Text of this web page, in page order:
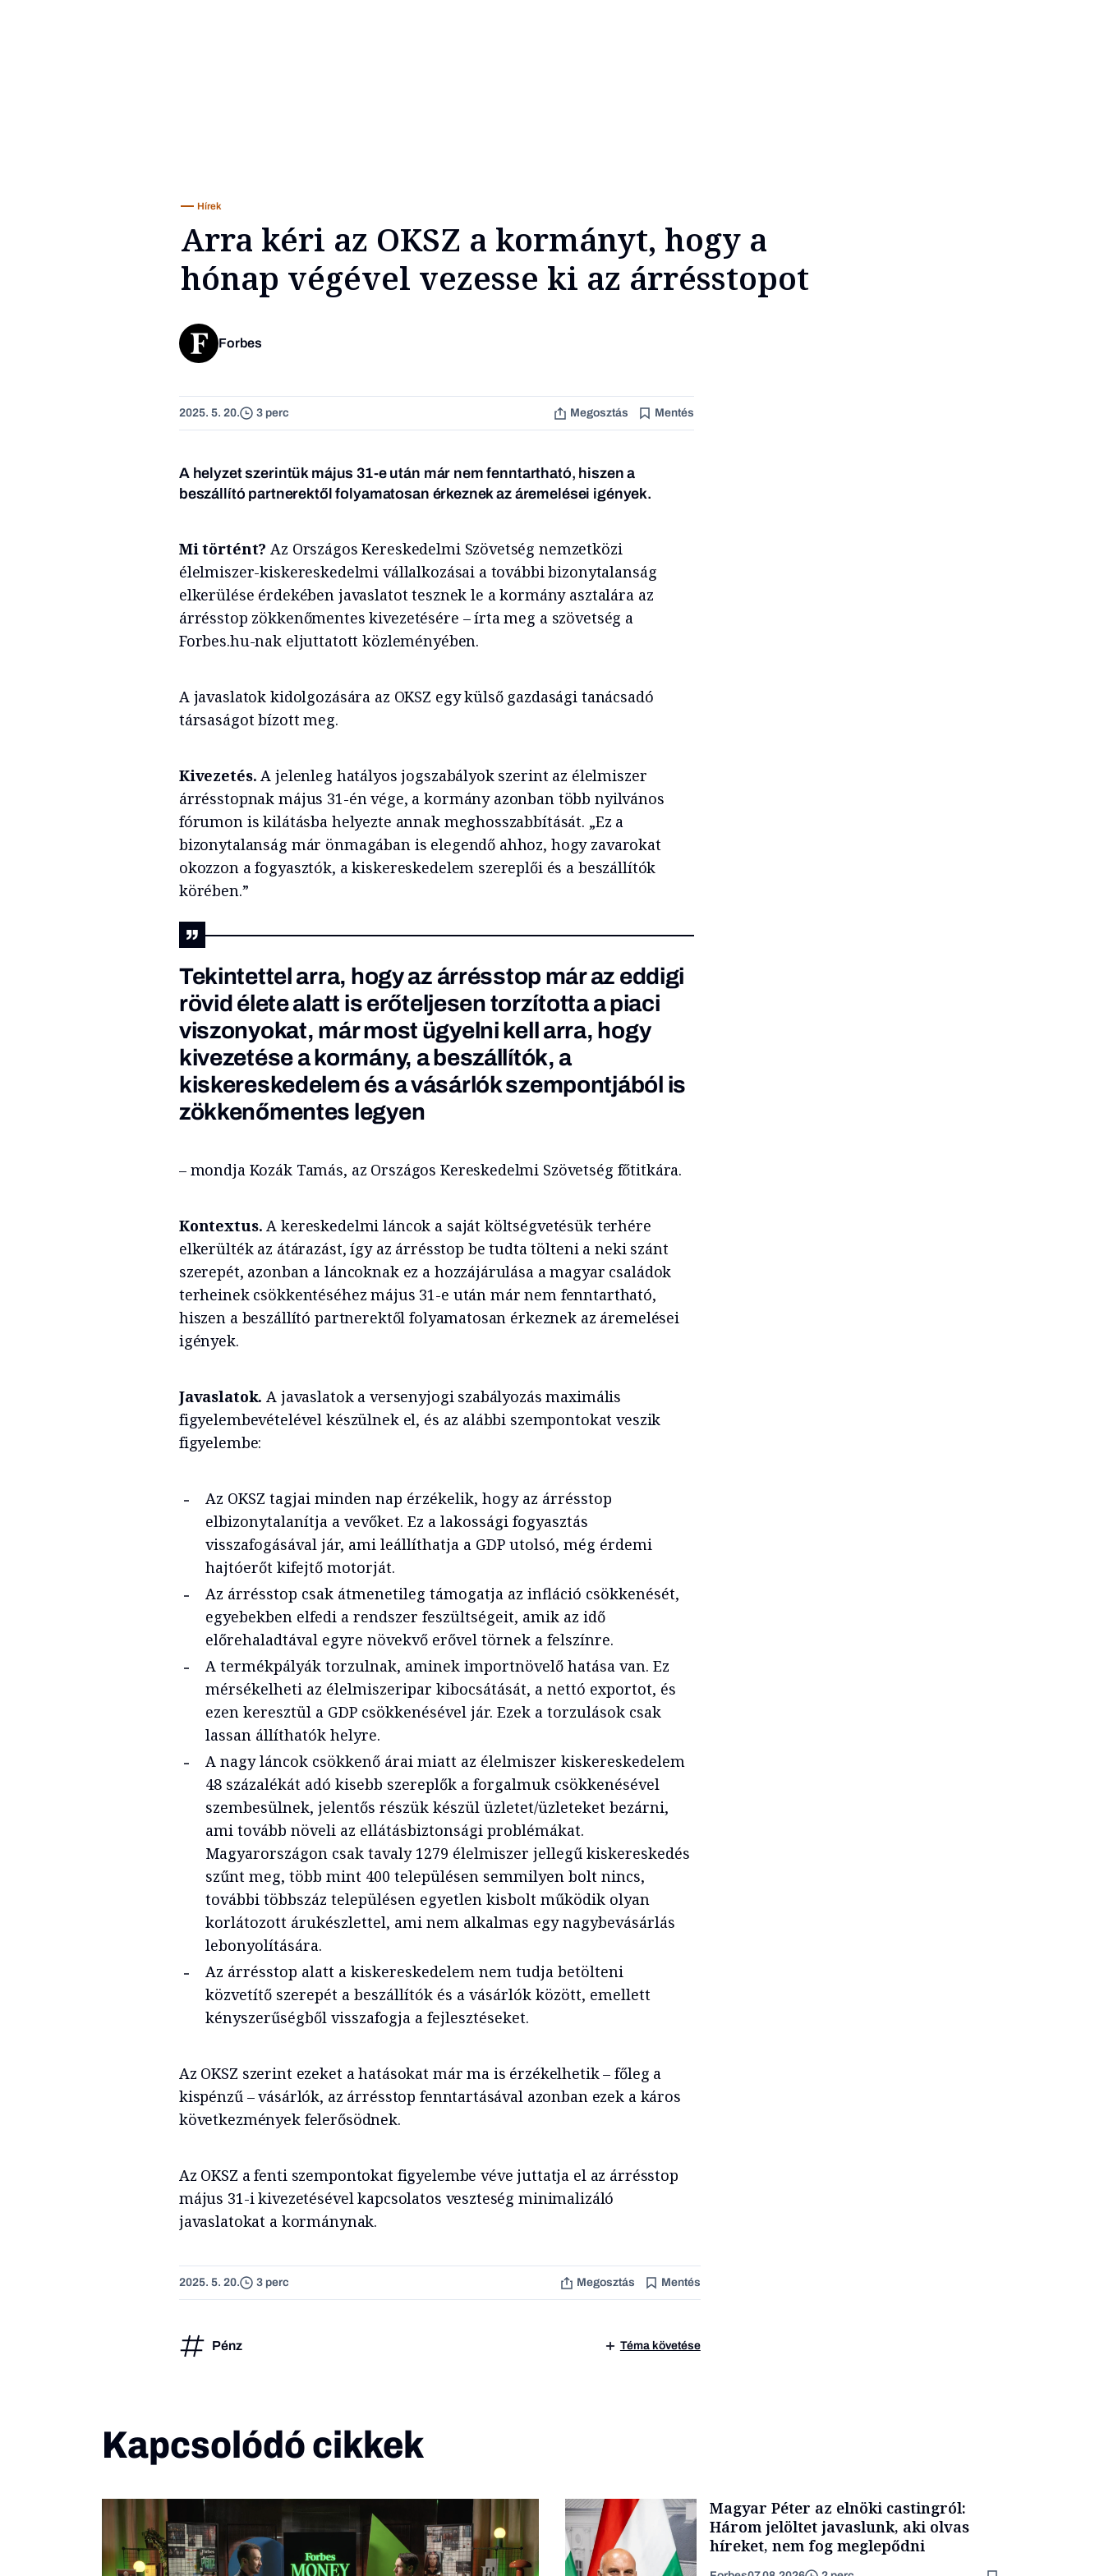
Hírek
Arra kéri az OKSZ a kormányt, hogy a
hónap végével vezesse ki az árrésstopot
Forbes
2025. 5. 20. 3 perc Megosztás Mentés
A helyzet szerintük május 31-e után már nem fenntartható, hiszen a
beszállító partnerektől folyamatosan érkeznek az áremelései igények.
Mi történt? Az Országos Kereskedelmi Szövetség nemzetközi
élelmiszer-kiskereskedelmi vállalkozásai a további bizonytalanság
elkerülése érdekében javaslatot tesznek le a kormány asztalára az
árrésstop zökkenőmentes kivezetésére – írta meg a szövetség a
Forbes.hu-nak eljuttatott közleményében.
A javaslatok kidolgozására az OKSZ egy külső gazdasági tanácsadó
társaságot bízott meg.
Kivezetés. A jelenleg hatályos jogszabályok szerint az élelmiszer
árrésstopnak május 31-én vége, a kormány azonban több nyilvános
fórumon is kilátásba helyezte annak meghosszabbítását. „Ez a
bizonytalanság már önmagában is elegendő ahhoz, hogy zavarokat
okozzon a fogyasztók, a kiskereskedelem szereplői és a beszállítók
körében.”
Tekintettel arra, hogy az árrésstop már az eddigi
rövid élete alatt is erőteljesen torzította a piaci
viszonyokat, már most ügyelni kell arra, hogy
kivezetése a kormány, a beszállítók, a
kiskereskedelem és a vásárlók szempontjából is
zökkenőmentes legyen
– mondja Kozák Tamás, az Országos Kereskedelmi Szövetség főtitkára.
Kontextus. A kereskedelmi láncok a saját költségvetésük terhére
elkerülték az átárazást, így az árrésstop be tudta tölteni a neki szánt
szerepét, azonban a láncoknak ez a hozzájárulása a magyar családok
terheinek csökkentéséhez május 31-e után már nem fenntartható,
hiszen a beszállító partnerektől folyamatosan érkeznek az áremelései
igények.
Javaslatok. A javaslatok a versenyjogi szabályozás maximális
figyelembevételével készülnek el, és az alábbi szempontokat veszik
figyelembe:
Az OKSZ tagjai minden nap érzékelik, hogy az árrésstop
elbizonytalanítja a vevőket. Ez a lakossági fogyasztás
visszafogásával jár, ami leállíthatja a GDP utolsó, még érdemi
hajtóerőt kifejtő motorját.
Az árrésstop csak átmenetileg támogatja az infláció csökkenését,
egyebekben elfedi a rendszer feszültségeit, amik az idő
előrehaladtával egyre növekvő erővel törnek a felszínre.
A termékpályák torzulnak, aminek importnövelő hatása van. Ez
mérsékelheti az élelmiszeripar kibocsátását, a nettó exportot, és
ezen keresztül a GDP csökkenésével jár. Ezek a torzulások csak
lassan állíthatók helyre.
A nagy láncok csökkenő árai miatt az élelmiszer kiskereskedelem
48 százalékát adó kisebb szereplők a forgalmuk csökkenésével
szembesülnek, jelentős részük készül üzletet/üzleteket bezárni,
ami tovább növeli az ellátásbiztonsági problémákat.
Magyarországon csak tavaly 1279 élelmiszer jellegű kiskereskedés
szűnt meg, több mint 400 településen semmilyen bolt nincs,
további többszáz településen egyetlen kisbolt működik olyan
korlátozott árukészlettel, ami nem alkalmas egy nagybevásárlás
lebonyolítására.
Az árrésstop alatt a kiskereskedelem nem tudja betölteni
közvetítő szerepét a beszállítók és a vásárlók között, emellett
kényszerűségből visszafogja a fejlesztéseket.
Az OKSZ szerint ezeket a hatásokat már ma is érzékelhetik – főleg a
kispénzű – vásárlók, az árrésstop fenntartásával azonban ezek a káros
következmények felerősödnek.
Az OKSZ a fenti szempontokat figyelembe véve juttatja el az árrésstop
május 31-i kivezetésével kapcsolatos veszteség minimalizáló
javaslatokat a kormánynak.
2025. 5. 20. 3 perc Megosztás Mentés
Pénz Téma követése
Kapcsolódó cikkek
Magyar Péter az elnöki castingról:
Három jelöltet javaslunk, aki olvas
híreket, nem fog meglepődni